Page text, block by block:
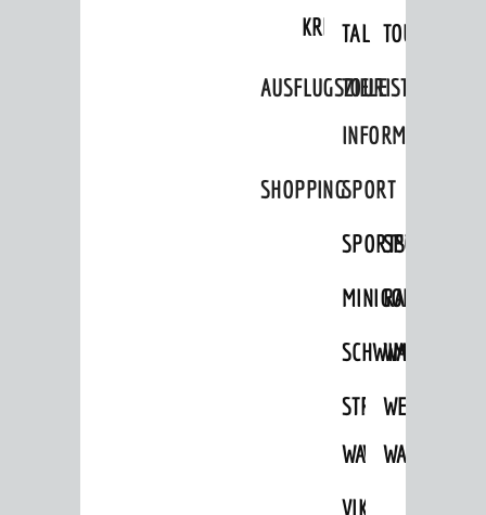
KRIEGERDENKMAL
TAL TOUR
AUSFLUGSZIELE
TOURIST
INFORMATION
SHOPPINGSPORT
SPORTSTÄTTEN
MINIGOLFRADFAHREN
SCHWIMMEN
STRANDBAD
WAIDSEE
TSG
VIKTOR-
WANDERN
WEINHEIMER